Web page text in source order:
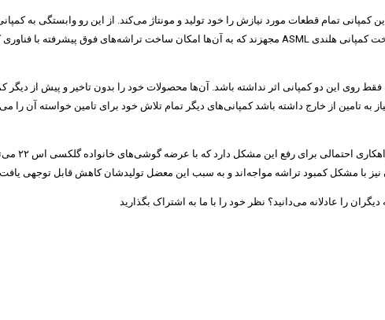
این دو کمپانی اثر نداشته باشد. آن‌ها محصولات خود را بدون تاخیر و پیش از دیگر
تامین از خارج داشته باشد کمپانی‌های دیگر تمام تلاش خود برای تامین خواسته آن را
گفته
نیز با مشکل کمبود تراشه مواجه‌اند و به سبب این معضل تولیدشان کاهش قابل توجهی
را عادلانه می‌دانید؟ نظر خود را با ما به اشتراک بگذارید